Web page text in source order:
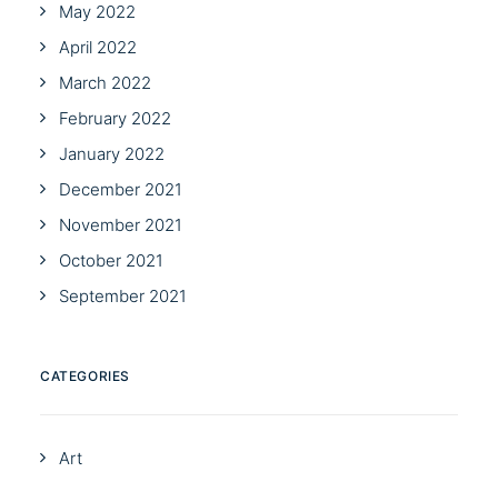
May 2022
April 2022
March 2022
February 2022
January 2022
December 2021
November 2021
October 2021
September 2021
CATEGORIES
Art